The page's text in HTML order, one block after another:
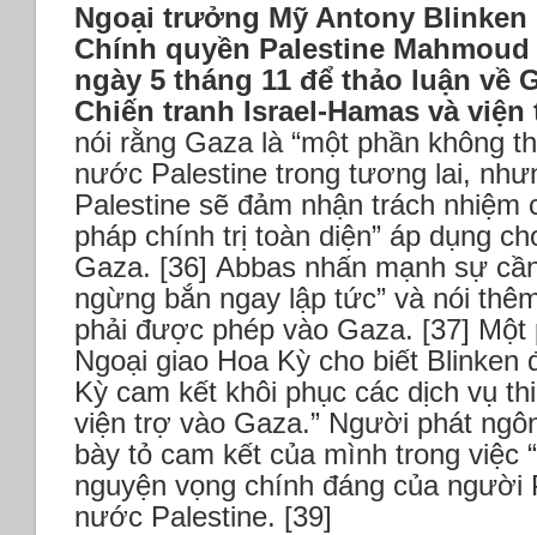
Ngoại trưởng Mỹ Antony
Chính quyền Palestine
ngày 5 tháng 11 để thảo luận về
Chiến tranh Israel-Hamas và
nói rằng Gaza là “một phần không
nước Palestine trong tương lai,
Palestine sẽ đảm nhận trách nhiệm
pháp chính trị toàn diện” áp dụng
Gaza. [36] Abbas nhấn mạnh sự
ngừng bắn ngay lập tức” và nói
phải được phép vào Gaza. [37] Một
Ngoại giao Hoa Kỳ cho biết Blinken
Kỳ cam kết khôi phục các dịch vụ
viện trợ vào Gaza.” Người phát
bày tỏ cam kết của mình trong việc
nguyện vọng chính đáng của người
nước Palestine. [39]